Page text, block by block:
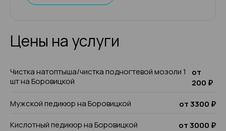
Цены на услуги
Чистка натоптыша/чистка подногтевой мозоли 1
шт на Боровицкой
от
200 ₽
Мужской педикюр на Боровицкой
от 3300 ₽
Кислотный педикюр на Боровицкой
от 3000 ₽